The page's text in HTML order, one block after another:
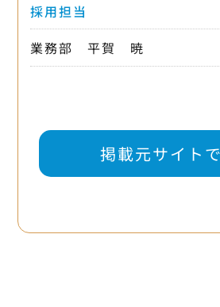
採用担当
業務部 平賀 暁
掲載元サイト